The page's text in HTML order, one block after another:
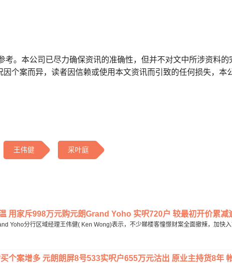
考。本公司已尽力确保资讯的准确性，但并不对文中所涉资料
个案而异，读者因信赖或使用本文资讯而引致的任何损失，本
王伟健 采叶庭
用家斥998万元购元朗Grand Yoho 实呎720户 较最初开价累减
Yoho分行区域经理王伟健( Ken Wong)表示，不少睇楼客憧憬财案全面撤辣，加快
个案增多 元朗朗屏8号533实呎户655万元沽出 原业主持货8年